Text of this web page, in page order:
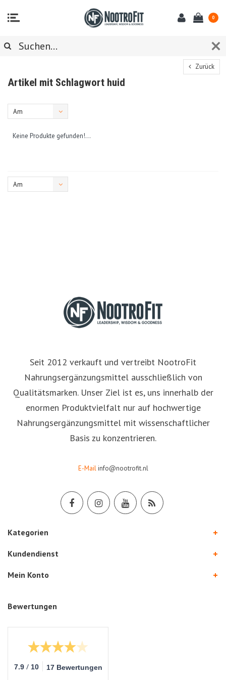
0
Zurück
Artikel mit Schlagwort huid
Am
Keine Produkte gefunden!...
Am
Seit 2012 verkauft und vertreibt NootroFit
Nahrungsergänzungsmittel ausschließlich von
Qualitätsmarken. Unser Ziel ist es, uns innerhalb der
enormen Produktvielfalt nur auf hochwertige
Nahrungsergänzungsmittel mit wissenschaftlicher
Basis zu konzentrieren.
E-Mail info@nootrofit.nl
Kategorien
Kundendienst
Mein Konto
Bewertungen
7.9 / 10 17 Bewertungen